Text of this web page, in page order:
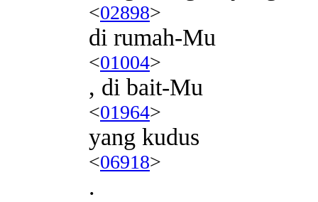
<02898>
di rumah-Mu
<01004>
, di bait-Mu
<01964>
yang kudus
<06918>
.